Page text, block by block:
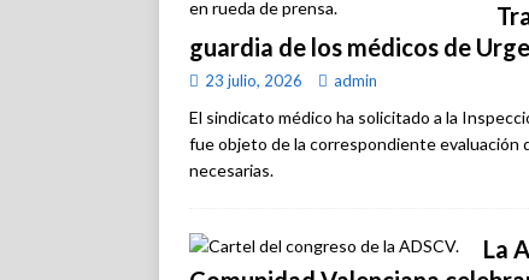
guardia de los médicos de
23 julio, 2026 admin
El sindicato médico ha solicitado a la
fue objeto de la correspondiente evaluación
necesarias.
La